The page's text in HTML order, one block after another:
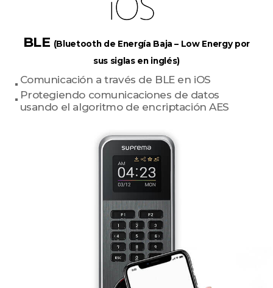
BLE (Bluetooth de Energía Baja – Low Energy por
sus siglas en inglés)
Comunicación a través de BLE en iOS
Protegiendo comunicaciones de datos
usando el algoritmo de encriptación AES